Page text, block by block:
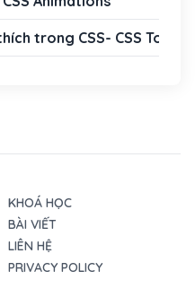
trong CSS- CSS Tooltip
KHOÁ HỌC
BÀI VIẾT
LIÊN HỆ
PRIVACY POLICY